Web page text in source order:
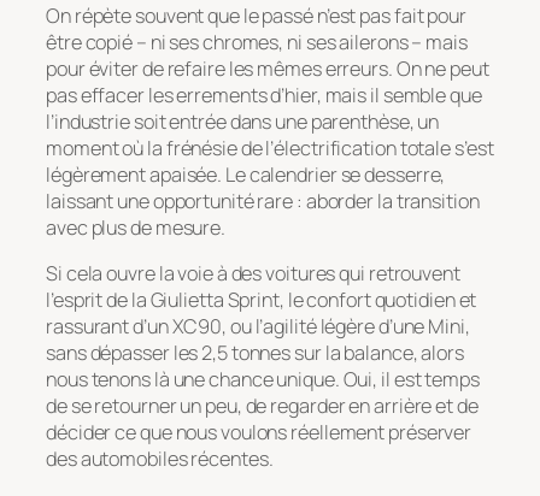
On répète souvent que le passé n’est pas fait pour
être copié – ni ses chromes, ni ses ailerons – mais
pour éviter de refaire les mêmes erreurs. On ne peut
pas effacer les errements d’hier, mais il semble que
l’industrie soit entrée dans une parenthèse, un
moment où la frénésie de l’électrification totale s’est
légèrement apaisée. Le calendrier se desserre,
laissant une opportunité rare : aborder la transition
avec plus de mesure.
Si cela ouvre la voie à des voitures qui retrouvent
l’esprit de la Giulietta Sprint, le confort quotidien et
rassurant d’un XC90, ou l’agilité légère d’une Mini,
sans dépasser les 2,5 tonnes sur la balance, alors
nous tenons là une chance unique. Oui, il est temps
de se retourner un peu, de regarder en arrière et de
décider ce que nous voulons réellement préserver
des automobiles récentes.